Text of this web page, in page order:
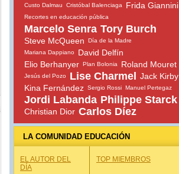
Custo Dalmau Cristóbal Balenciaga Frida Giannini
Recortes en educación pública
Marcelo Senra Tory Burch
Steve McQueen
Día de la Madre
Mariana Dappiano
David Delfín
Elio Berhanyer Plan Bolonia Roland Mouret
Jesús del Pozo Lise Charmel
Jack Kirby
Kina Fernández Sergio Rossi Manuel Pertegaz
Jordi Labanda Philippe Starck
Christian Dior Carlos Díez
LA COMUNIDAD EDUCACIÓN
EL AUTOR DEL
DÍA
TOP MIEMBROS